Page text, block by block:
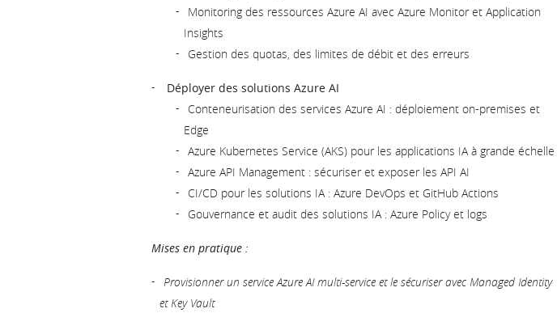
Monitoring des ressources Azure AI avec Azure Monitor et Application
Insights
Gestion des quotas, des limites de débit et des erreurs
Déployer des solutions Azure AI
Conteneurisation des services Azure AI : déploiement on-premises et
Edge
Azure Kubernetes Service (AKS) pour les applications IA à grande échelle
Azure API Management : sécuriser et exposer les API AI
CI/CD pour les solutions IA : Azure DevOps et GitHub Actions
Gouvernance et audit des solutions IA : Azure Policy et logs
Mises en pratique :
Provisionner un service Azure AI multi-service et le sécuriser avec Managed Identity
et Key Vault